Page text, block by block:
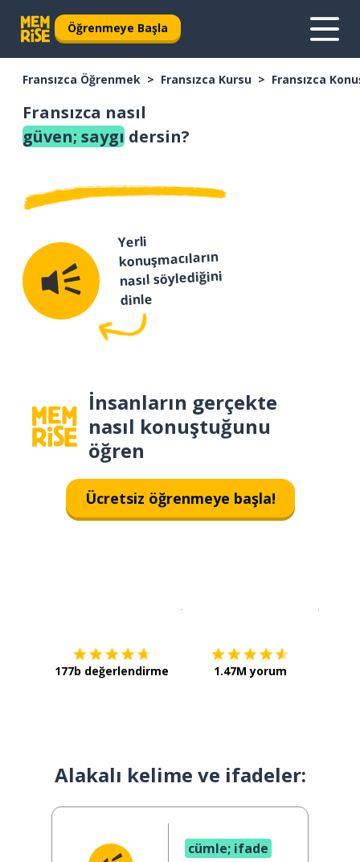
Öğrenmeye Başla
Fransızca Öğrenmek Fransızca Kursu Fransızca
Fransızca nasıl
güven; saygı dersin?
Yerli
konuşmacıların
nasıl söylediğini
dinle
İnsanların gerçekte
nasıl konuştuğunu
öğren
Ücretsiz öğrenmeye başla!
177b değerlendirme 1.47M yorum
Alakalı kelime ve ifadeler:
cümle; ifade